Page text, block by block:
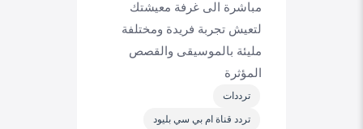
مباشرة الى غرفة معيشتك
لتعيش تجربة فريدة ومختلفة
مليئة بالموسيقى والقصص
المؤثرة
ترددات
تردد قناة ام بي سي بليود